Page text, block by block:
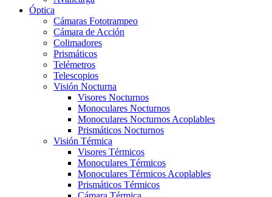
Óptica
Cámaras Fototrampeo
Cámara de Acción
Colimadores
Prismáticos
Telémetros
Telescopios
Visión Nocturna
Visores Nocturnos
Monoculares Nocturnos
Monoculares Nocturnos Acoplables
Prismáticos Nocturnos
Visión Térmica
Visores Térmicos
Monoculares Térmicos
Monoculares Térmicos Acoplables
Prismáticos Térmicos